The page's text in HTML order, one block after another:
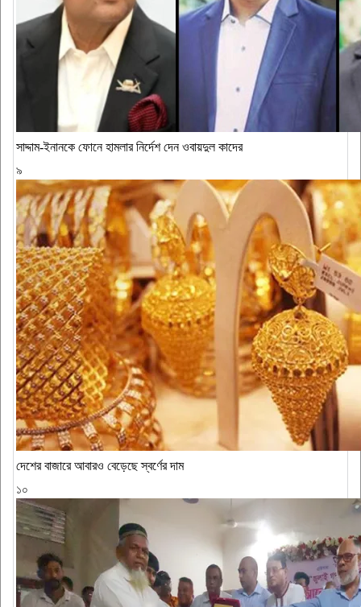
সাদ্দাম-ইনানকে ফোনে হামলার নির্দেশ দেন ওবায়দুল কাদের
৯
দেশের বাজারে আবারও বেড়েছে স্বর্ণের দাম
১০